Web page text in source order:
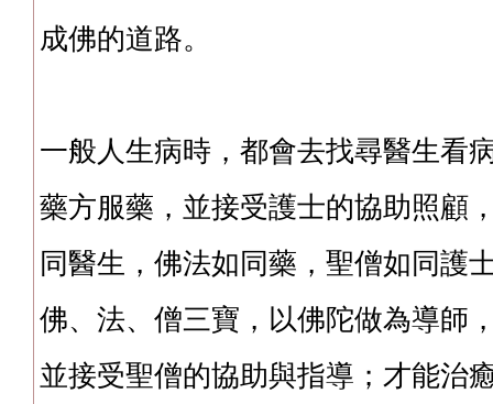
成佛的道路。
一般人生病時，都會去找尋醫生看
藥方服藥，並接受護士的協助照顧
同醫生，佛法如同藥，聖僧如同護
佛、法、僧三寶，以佛陀做為導師
並接受聖僧的協助與指導；才能治